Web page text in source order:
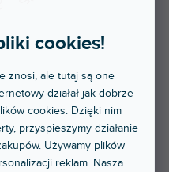
cookies!
znosi, ale tutaj są one
działał jak dobrze
cookies. Dzięki nim
przyspieszymy działanie
Używamy plików
reklam. Nasza
mikrofon służy do
umożliwia
podkładem